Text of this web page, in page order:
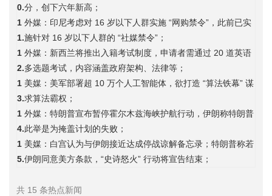
0.分，创下六年新高；
1
1.
外媒：印尼考虑对 16 岁以下人群实施 “网购禁令”，此前已实
施针对 16 岁以下人群的 “社媒禁令”；
1
2.
外媒：新西兰将推出入籍考试制度，申请者需通过 20 道英语
多选题考试，内容涵盖政府架构、法律等；
1
3.
美媒：美军部署超 10 万个人工智能体，欲打造 “算法铁幕” 谋
求算法霸权；
1
4.
外媒：特朗普宣布暂停霍尔木兹海峡护航行动，伊朗称特朗普
此举是为掩盖计划的失败；
1
5.
美媒：白宫认为与伊朗接近达成停战谅解备忘录；特朗普称若
伊朗同意美方条款，“史诗怒火” 行动将宣告结束；
共 15 条热点新闻